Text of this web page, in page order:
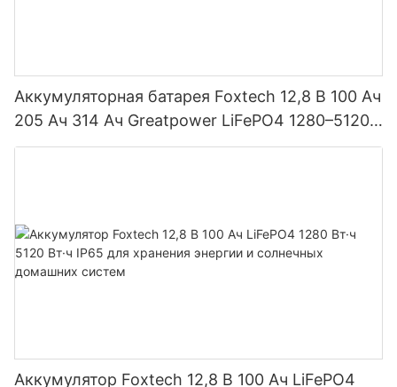
Аккумуляторная батарея Foxtech 12,8 В 100 Ач
205 Ач 314 Ач Greatpower LiFePO4 1280–5120
Вт·ч IP65
Аккумулятор Foxtech 12,8 В 100 Ач LiFePO4